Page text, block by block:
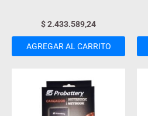
$2.433.589,24
AGREGAR AL CARRITO